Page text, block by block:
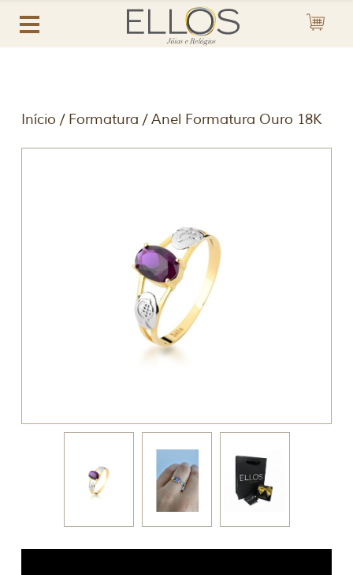
Início / Formatura / Anel Formatura Ouro 18K